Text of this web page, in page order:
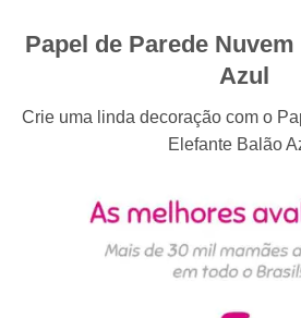
Papel de Parede
Azul
Crie uma linda decoração com o
Elefante Balão